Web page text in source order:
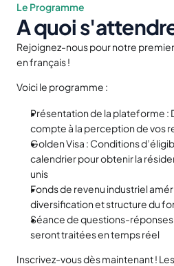
Le Programme
A quoi
Rejoignez-nous pour notre
en français !
Voici le programme :
Présentation de la plateforme :
compte à la perception de vos
Golden Visa : Conditions
calendrier pour obtenir la
unis
Fonds de revenu industriel
diversification et structure du
Séance de questions-
seront traitées en temps réel
Inscrivez-vous dès maintenant !